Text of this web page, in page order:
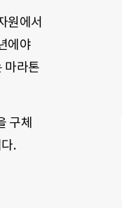
원에서
에야
마라톤
구체
.